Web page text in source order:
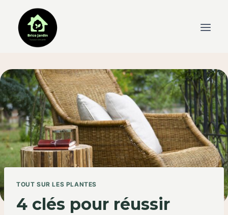
content
TOUT SUR LES PLANTES
4 clés pour réussir